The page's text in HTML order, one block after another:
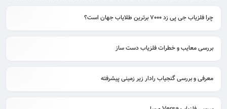
چرا فلزیاب جی پی زد 7000 برترین طلایاب جهان است؟
بررسی معایب و خطرات فلزیاب دست ساز
معرفی و بررسی گنجیاب رادار زیر زمینی پیشرفته